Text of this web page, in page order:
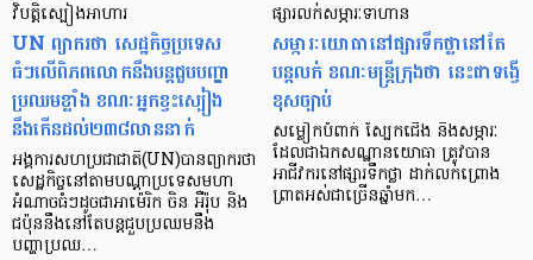
វិបត្តិស្បៀងអាហារ
UN ព្យាករថា សេដ្ឋកិច្ចប្រទេស
ធំៗលើពិភពលោកនឹងបន្តជួបបញ្ហា
ប្រឈមខ្លាំង ខណៈអ្នកខ្វះស្បៀង
នឹងកើនដល់២៣៨លាននាក់
អង្គការសហប្រជាជាតិ(UN)បានព្យាករថា
សេដ្ឋកិច្ចនៅតាមបណ្តាប្រទេសមហា
អំណាចធំៗដូចជាអាម៉េរិក ចិន អឺរ៉ុប និង
ជប៉ុននឹងនៅតែបន្តជួបប្រឈមនឹង
បញ្ហាប្រឈ…
ផ្សារ​លក់​សម្ភារៈ​ទាហាន
សម្ភារៈ​យោធា​នៅ​ផ្សារ​ទឹកថ្លា​នៅតែ​
បន្ត​លក់ ខណៈ​មន្ត្រី​ក្រុ​ង​ថា នេះ​ជា​ទង្វើ​
ខុស​ច្បាប់
សម្លៀក​បំពាក់ ស្បែក​ជើង និង​សម្ភារៈ​
ដែល​ជា​ឯកសណ្ឋាន​យោធា ត្រូវ​បាន​
អាជីវករ​នៅ​ផ្សារ​ទឹក​ថ្លា ដាក់​លក់​ព្រោង
ព្រាត​អស់​ជា​ច្រើន​ឆ្នាំ​មក​…